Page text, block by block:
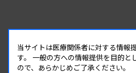
当サイトは医療関係者に対する情報
す。 一般の方への情報提供を目的と
ので、あらかじめご了承ください。